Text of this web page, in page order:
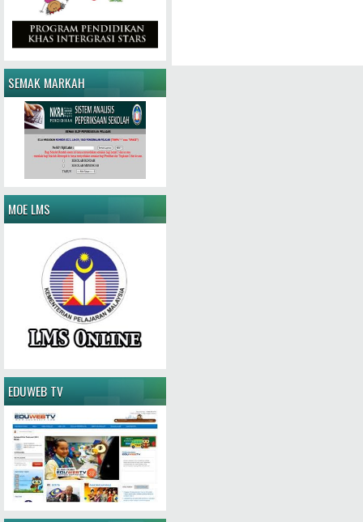
SEMAK MARKAH
MOE LMS
EDUWEB TV